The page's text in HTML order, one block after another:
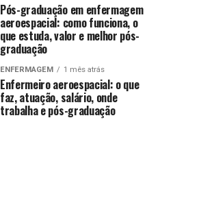
Pós-graduação em enfermagem
aeroespacial: como funciona, o
que estuda, valor e melhor pós-
graduação
ENFERMAGEM 1 mês atrás
Enfermeiro aeroespacial: o que
faz, atuação, salário, onde
trabalha e pós-graduação